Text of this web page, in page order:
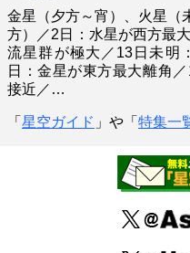
金星（夕方～宵）、火星（
方）／2日：水星が西方最
流星群が極大／13日未明
日：金星が東方最大離角
接近／…
「 星空ガイド 」や「 特集一